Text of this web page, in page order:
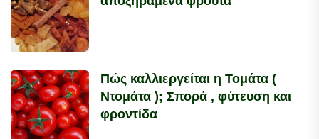
Πώς καλλιεργείται η Τομάτα (
Ντομάτα ); Σπορά , φύτευση και
φροντίδα